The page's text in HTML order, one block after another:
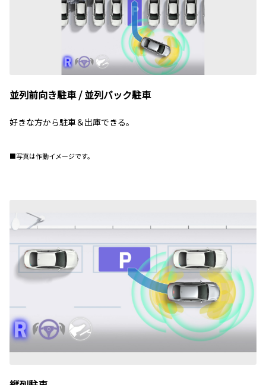
並列前向き駐車 / 並列バック駐車
好きな方から駐車＆出庫できる。
■写真は作動イメージです。